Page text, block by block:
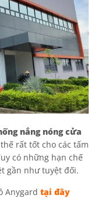
nắng nóng cửa
rất tốt cho các tấm
có những hạn chế
gần như tuyệt đối.
Anygard tại đây